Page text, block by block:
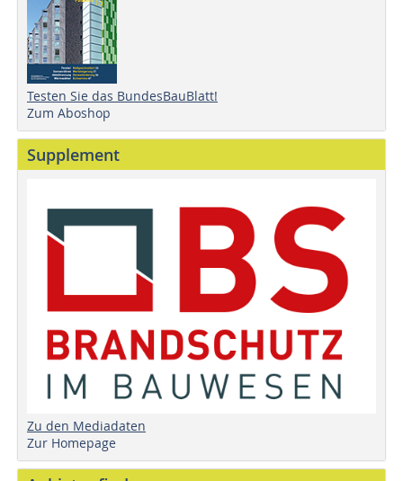
Testen Sie das BundesBauBlatt!
Zum Aboshop
Supplement
Zu den Mediadaten
Zur Homepage